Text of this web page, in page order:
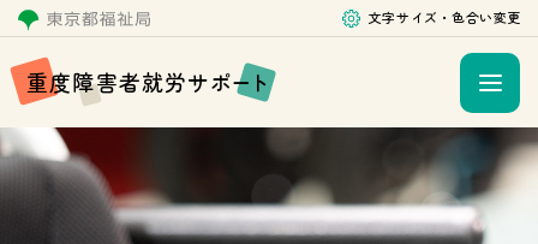
文字サイズ・色合い変更
重度障害者就労サポート